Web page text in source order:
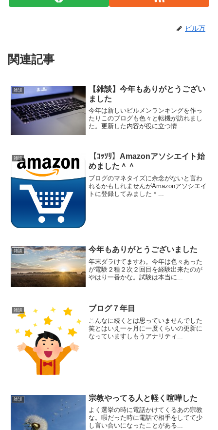
ビル万
関連記事
雑談
【雑談】今年もありがとうござい
ました
今年は新しいビルメンランキングを作っ
たりこのブログも色々と転機が訪れまし
た。更新した内容が役に立つ情...
雑談
【ｺｯｿﾘ】Amazonアソシエイト始
めました＾＾
ブログのマネタイズに余念がないと言わ
れるかもしれませんがAmazonアソシエイ
トに登録してみました＾...
雑談 今年もありがとうございました
年末ダラけてますわ。今年は色々あった
が電験２種２次２回目を経験出来たのが
やはり一番かな。試験は本当に...
雑談 ブログ７年目
こんなに続くとは思っていませんでした
笑とはいえ一ヶ月に一度くらいの更新に
なっていますしもうアナリティ...
雑談 宗教やってる人と軽く喧嘩した
よく選挙の時に電話かけてくるあの宗教
な。暇だった時に電話で相手をしてて少
し言い合いになったことがある...